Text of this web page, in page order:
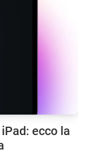
ecco la